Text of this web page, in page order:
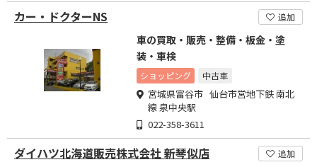
カー・ドクターNS 追加
車の買取・販売・整備・板金・塗
装・車検
ショッピング 中古車
宮城県富谷市 仙台市営地下鉄 南北
線 泉中央駅
022-358-3611
ダイハツ北海道販売株式会社 新琴似店 追加